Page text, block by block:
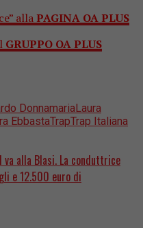
alla PAGINA OA PLUS
GRUPPO OA PLUS
DonnamariaLaura
EbbastaTrapTrap Italiana
alla Blasi. La conduttrice
e 12.500 euro di